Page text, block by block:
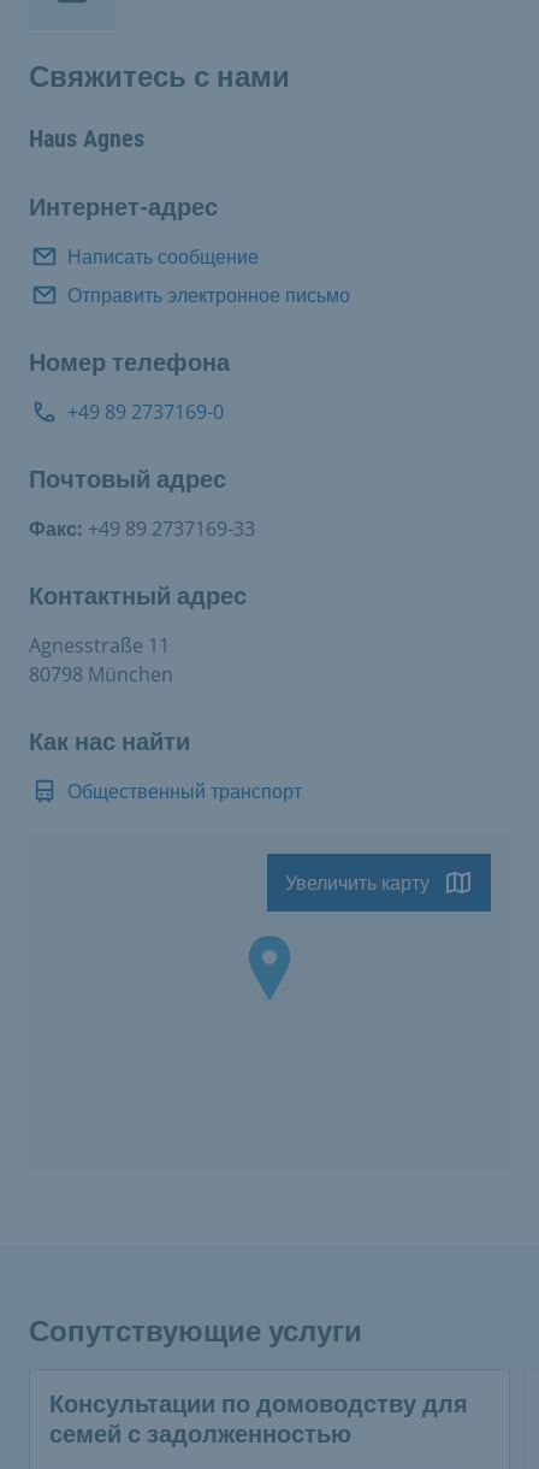
Свяжитесь с нами
Haus Agnes
Интернет-адрес
Написать сообщение
Отправить электронное письмо
Номер телефона
+49 89 2737169-0
Почтовый адрес
Факс: +49 89 2737169-33
Контактный адрес
Agnesstraße 11
80798 München
Как нас найти
Общественный транспорт
Увеличить карту
Сопутствующие услуги
Консультации по домоводству для
семей с задолженностью